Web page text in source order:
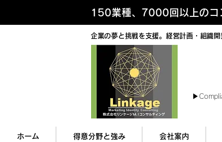
150業種、7000回以上のコ
企業の夢と挑戦を支援。経営計画・組織
ホーム 得意分野と強み 会社案内